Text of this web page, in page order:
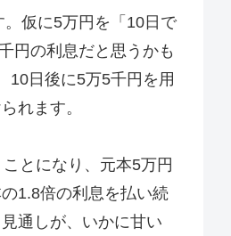
仮に5万円を「10日で
円の利息だと思うかも
10日後に5万5千円を用
れます。
とになり、元本5万円
1.8倍の利息を払い続
通しが、いかに甘い